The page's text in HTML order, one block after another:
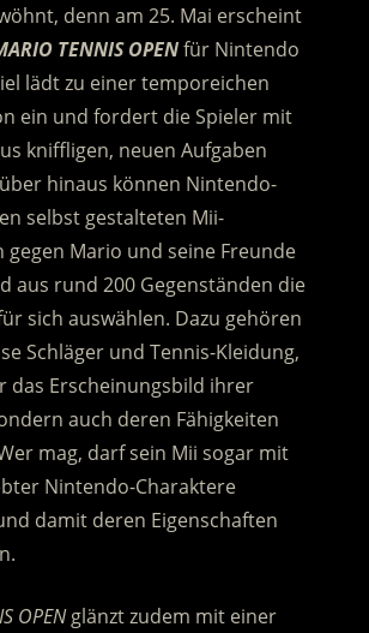
denn am 25. Mai erscheint
TENNIS OPENfür Nintendo
lädt zu einer temporeichen
ein und fordert die Spieler mit
kniffligen, neuen Aufgaben
hinaus können Nintendo-
selbst gestalteten Mii-
gegen Mario und seine Freunde
aus rund 200 Gegenständen die
sich auswählen. Dazu gehören
Schläger und Tennis-Kleidung,
das Erscheinungsbild ihrer
auch deren Fähigkeiten
mag, darf sein Mii sogar mit
Nintendo-Charaktere
damit deren Eigenschaften
OPENglänzt zudem mit einer